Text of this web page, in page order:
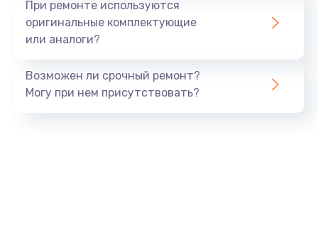
При ремонте используются
оригинальные комплектующие
или аналоги?
Возможен ли срочный ремонт?
Могу при нем присутствовать?